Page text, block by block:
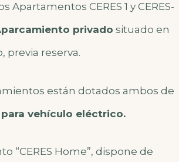
Apartamentos CERES 1 y CERES-
privado situado en
previa reserva.
están dotados ambos de
vehículo eléctrico.
“CERES Home”, dispone de